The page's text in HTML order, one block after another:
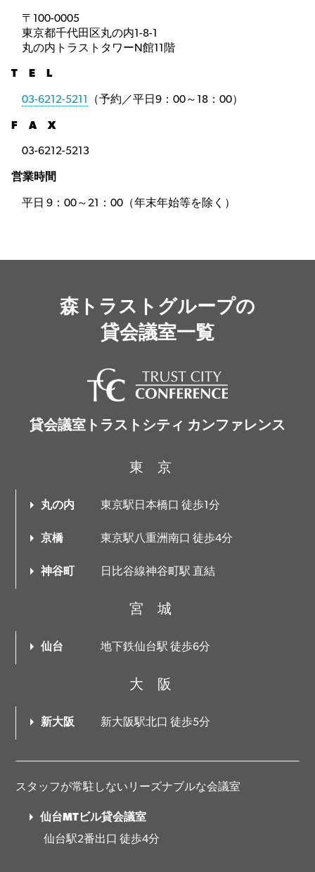
〒100-0005
東京都千代田区丸の内1-8-1
丸の内トラストタワーN館11階
T E L
03-6212-5211 （予約／平日9：00～18：00）
F A X
03-6212-5213
営業時間
平日 9：00～21：00（年末年始等を除く）
森トラストグループの
貸会議室一覧
貸会議室トラストシティ カンファレンス
東京
丸の内 東京駅日本橋口 徒歩1分
京橋 東京駅八重洲南口 徒歩4分
神谷町 日比谷線神谷町駅 直結
宮城
仙台 地下鉄仙台駅 徒歩6分
大阪
新大阪 新大阪駅北口 徒歩5分
スタッフが常駐しないリーズナブルな会議室
仙台MTビル貸会議室
仙台駅2番出口 徒歩4分